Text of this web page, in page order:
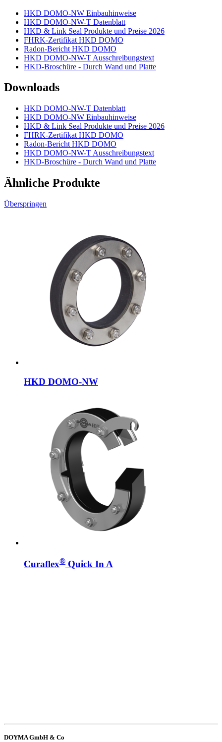
HKD DOMO-NW Einbauhinweise
HKD DOMO-NW-T Datenblatt
HKD & Link Seal Produkte und Preise 2026
FHRK-Zertifikat HKD DOMO
Radon-Bericht HKD DOMO
HKD DOMO-NW-T Ausschreibungstext
HKD-Broschüre - Durch Wand und Platte
Downloads
HKD DOMO-NW-T Datenblatt
HKD DOMO-NW Einbauhinweise
HKD & Link Seal Produkte und Preise 2026
FHRK-Zertifikat HKD DOMO
Radon-Bericht HKD DOMO
HKD DOMO-NW-T Ausschreibungstext
HKD-Broschüre - Durch Wand und Platte
Ähnliche Produkte
Überspringen
HKD DOMO-NW
Curaflex® Quick In A
DOYMA GmbH & Co